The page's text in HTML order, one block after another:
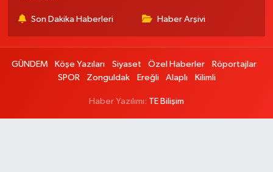
Son Dakika Haberleri Haber Arşivi
GÜNDEM Köşe Yazıları Siyaset Özel Haberler
Röportajlar
SPOR
Zonguldak Ereğli Alaplı Kilimli
Haber Yazılımı: TE Bilişim